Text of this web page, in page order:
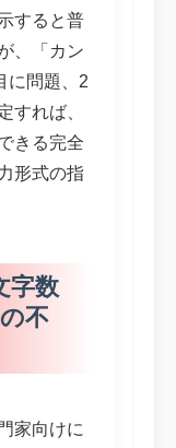
すると普
、「カン
に問題、2
すれば、
きる完全
形式の指
字数
不
家向けに